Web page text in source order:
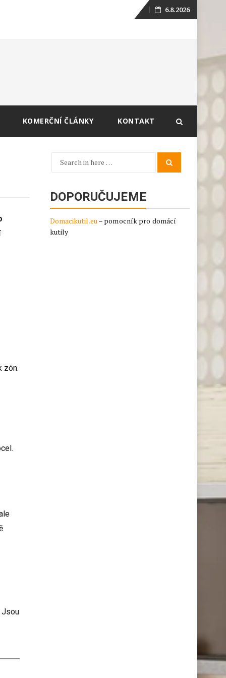
Skip
6.8.2026
KOMERČNÍ ČLÁNKY KONTAKT
zón.
Jsou
Search
DOPORUČUJEME
Domacikutil.eu– pomocník pro domácí
kutily